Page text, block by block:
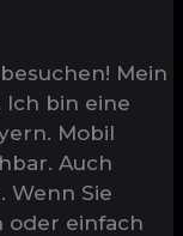
Mein
Ich bin eine
Mobil
Auch
Wenn Sie
oder einfach